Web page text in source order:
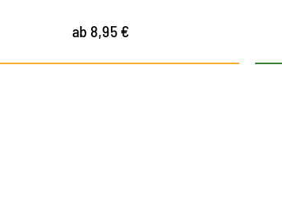
ab 8,95 €